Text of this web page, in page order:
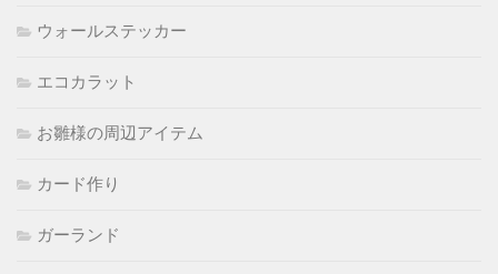
ウォールステッカー
エコカラット
お雛様の周辺アイテム
カード作り
ガーランド